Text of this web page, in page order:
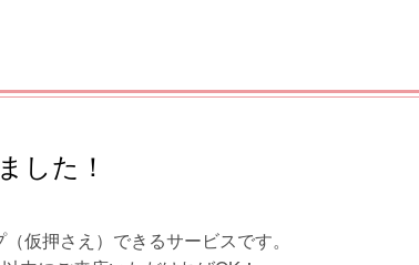
した！
仮押さえ）できるサービスです。